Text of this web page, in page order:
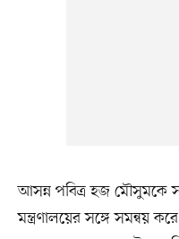
আসন্ন পবিত্র হজ মৌসুমকে
মন্ত্রণালয়ের সঙ্গে সমন্বয়